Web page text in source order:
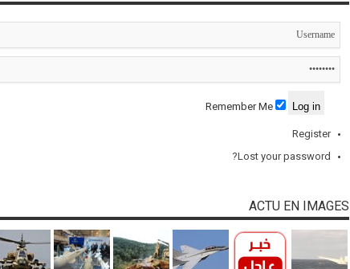
Remember Me
Register
Lost your password?
ACTU EN IMAGES